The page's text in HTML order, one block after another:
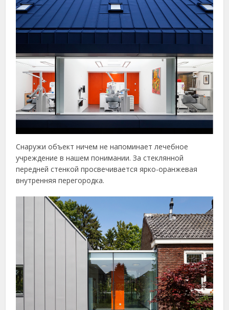
Снаружи объект ничем не напоминает лечебное
учреждение в нашем понимании. За стеклянной
передней стенкой просвечивается ярко-оранжевая
внутренняя перегородка.